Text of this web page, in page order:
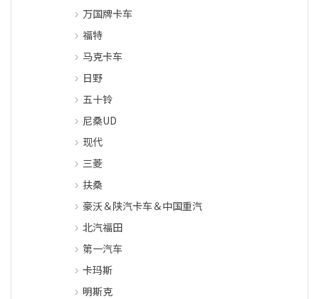
万国牌卡车
福特
马克卡车
日野
五十铃
尼桑UD
现代
三菱
扶桑
豪沃＆陕汽卡车＆中国重汽
北汽福田
第一汽车
卡玛斯
明斯克